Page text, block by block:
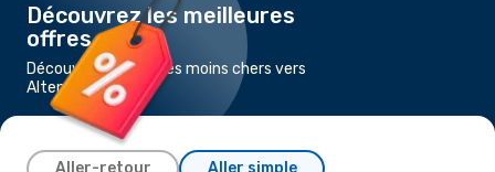
Découvrez les meilleures
offres
Découvrez les vols les moins chers vers
Altenrhein
Aller-retour Aller simple